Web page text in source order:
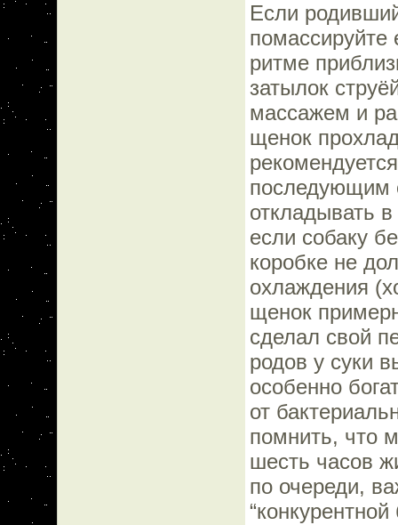
Если
помассируйте
ритме
затылок
массажем и
щенок
последующим
откладывать
если собаку
коробке не
охлаждения
щенок
сделал свой
родов у суки
особенно
от
помнить, что
шесть часов
по очереди,